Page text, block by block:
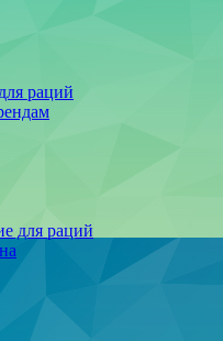
раций
для раций